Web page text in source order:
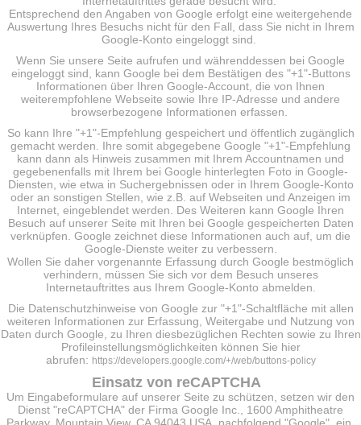
Entsprechend den Angaben von Google erfolgt eine weitergehende
Auswertung Ihres Besuchs nicht für den Fall, dass Sie nicht in Ihrem
Google-Konto eingeloggt sind.
Wenn Sie unsere Seite aufrufen und währenddessen bei Google
eingeloggt sind, kann Google bei dem Bestätigen des "+1"-Buttons
Informationen über Ihren Google-Account, die von Ihnen
weiterempfohlene Webseite sowie Ihre IP-Adresse und andere
browserbezogene Informationen erfassen.
So kann Ihre "+1"-Empfehlung gespeichert und öffentlich zugänglich
gemacht werden. Ihre somit abgegebene Google "+1"-Empfehlung
kann dann als Hinweis zusammen mit Ihrem Accountnamen und
gegebenenfalls mit Ihrem bei Google hinterlegten Foto in Google-
Diensten, wie etwa in Suchergebnissen oder in Ihrem Google-Konto
oder an sonstigen Stellen, wie z.B. auf Webseiten und Anzeigen im
Internet, eingeblendet werden. Des Weiteren kann Google Ihren
Besuch auf unserer Seite mit Ihren bei Google gespeicherten Daten
verknüpfen. Google zeichnet diese Informationen auch auf, um die
Google-Dienste weiter zu verbessern.
Wollen Sie daher vorgenannte Erfassung durch Google bestmöglich
verhindern, müssen Sie sich vor dem Besuch unseres
Internetauftrittes aus Ihrem Google-Konto abmelden.
Die Datenschutzhinweise von Google zur "+1"-Schaltfläche mit allen
weiteren Informationen zur Erfassung, Weitergabe und Nutzung von
Daten durch Google, zu Ihren diesbezüglichen Rechten sowie zu Ihren
Profileinstellungsmöglichkeiten können Sie hier
abrufen: https://developers.google.com/+/web/buttons-policy
Einsatz von reCAPTCHA
Um Eingabeformulare auf unserer Seite zu schützen, setzen wir den
Dienst "reCAPTCHA" der Firma Google Inc., 1600 Amphitheatre